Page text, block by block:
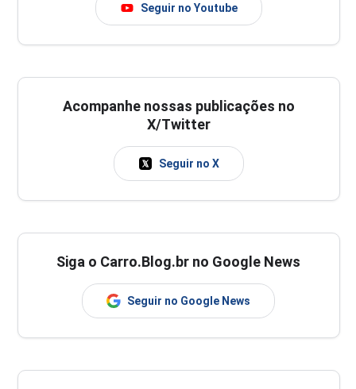
Seguir no Youtube
Acompanhe nossas publicações no
X/Twitter
Seguir no X
Siga o Carro.Blog.br no Google News
Seguir no Google News